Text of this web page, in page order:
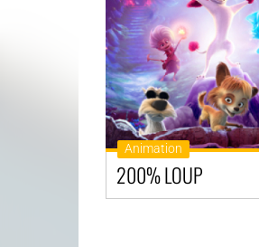
Animation
200% LOUP